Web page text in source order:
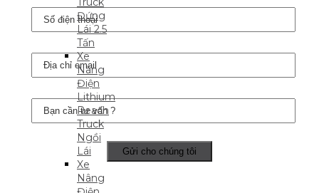
Đứng
Lái 2.5
Tấn
Xe
Nâng
Điện
Lithium
Reach
Truck
Ngồi
Lái
Xe
Nâng